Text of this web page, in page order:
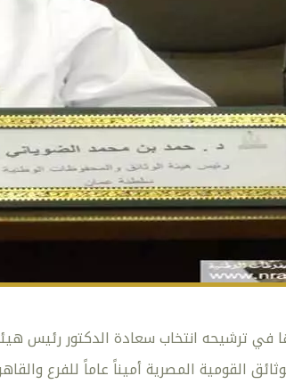
في ترشيحه انتخاب سعادة الدكتور رئيس
القومية المصرية أميناً عاماً للفرع